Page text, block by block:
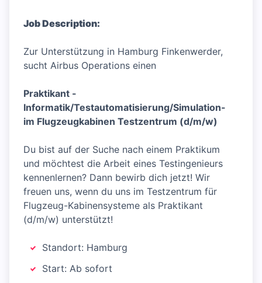
Job Description:
Zur Unterstützung in Hamburg Finkenwerder,
sucht Airbus Operations einen
Praktikant -
Informatik/Testautomatisierung/Simulation-
im Flugzeugkabinen Testzentrum (d/m/w)
Du bist auf der Suche nach einem Praktikum
und möchtest die Arbeit eines Testingenieurs
kennenlernen? Dann bewirb dich jetzt! Wir
freuen uns, wenn du uns im Testzentrum für
Flugzeug-Kabinensysteme als Praktikant
(d/m/w) unterstützt!
Standort: Hamburg
Start: Ab sofort